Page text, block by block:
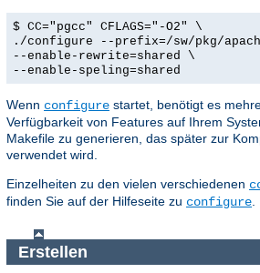
$ CC="pgcc" CFLAGS="-O2" \
./configure --prefix=/sw/pkg/
--enable-rewrite=shared \
--enable-speling=shared
Wenn configure startet, benötigt es
Verfügbarkeit von Features auf Ihrem
Makefile zu generieren, das später zur
verwendet wird.
Einzelheiten zu den vielen verschiedenen
finden Sie auf der Hilfeseite zu configure
Erstellen